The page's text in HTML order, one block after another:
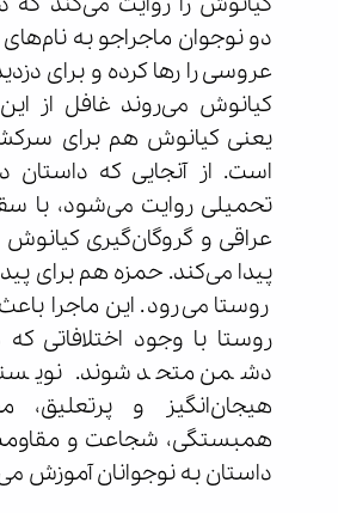
دو نوجوان ماجراجو به
عروسی را رها کرده و برای
کیانوش می‌روند غافل از
یعنی کیانوش هم برای
است. از آنجایی که داستان
تحمیلی روایت می‌شود، با
عراقی و گروگان‌گیری
پیدا می‌کند. حمزه هم برای
روستا می‌رود. این ماجرا
روستا با وجود اختلافاتی که
دشمن متحد شوند.
هیجان‌انگیز و پرتعلیق،
همبستگی، شجاعت و
داستان به نوجوانان آموزش